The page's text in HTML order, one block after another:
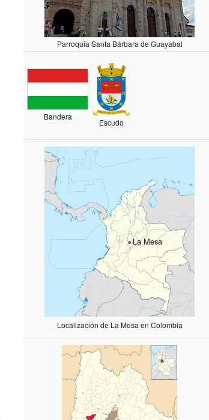
Parroquia Santa Bárbara de Guayabal
Bandera
Escudo
La Mesa
Localización de La Mesa en Colombia